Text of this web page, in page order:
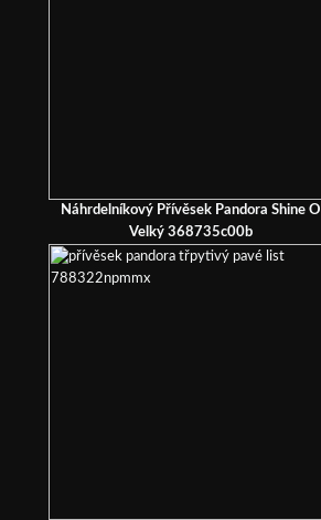
Náhrdelníkový Přívěsek Pandora Shine O
Velký 368735c00b